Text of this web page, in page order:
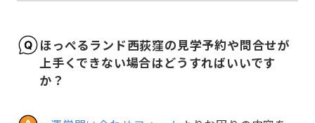
ほっぺるランド西荻窪の見学予約や問合せが
上手くできない場合はどうすればいいです
か？